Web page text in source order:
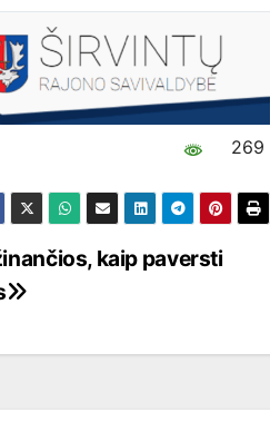
269
kaip paversti